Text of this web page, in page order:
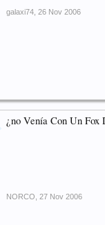
galaxi74 26 Nov 2006
¿no Venía Con Un Fox
NORCO 27 Nov 2006